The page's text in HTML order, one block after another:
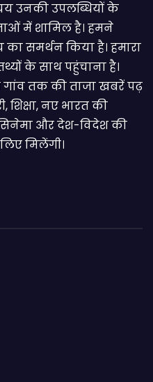
उनकी उपलब्धियों के
में शामिल है। हमने
समर्थन किया है। हमारा
के साथ पहुंचाना है।
गांव तक की ताजा खबरें पढ़
नए भारत की
और देश-विदेश की
मिलेंगी।